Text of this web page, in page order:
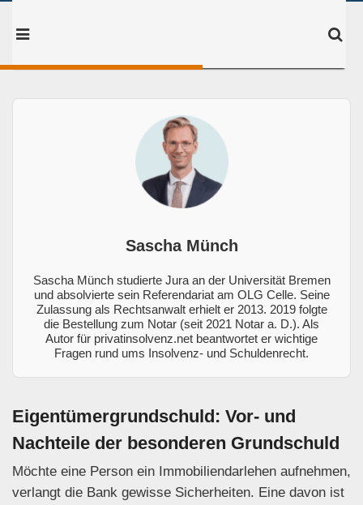
Sascha Münch
Sascha Münch studierte Jura an der Universität Bremen
und absolvierte sein Referendariat am OLG Celle. Seine
Zulassung als Rechtsanwalt erhielt er 2013. 2019 folgte
die Bestellung zum Notar (seit 2021 Notar a. D.). Als
Autor für privatinsolvenz.net beantwortet er wichtige
Fragen rund ums Insolvenz- und Schuldenrecht.
Eigentümergrundschuld: Vor- und
Nachteile der besonderen Grundschuld
Möchte eine Person ein Immobilien­darlehen aufnehmen,
verlangt die Bank gewisse Sicherheiten. Eine davon ist